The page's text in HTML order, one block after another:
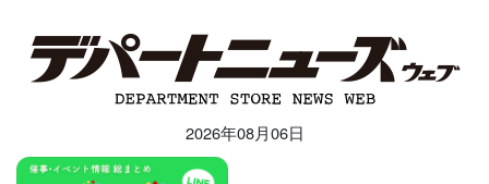
2026年08月06日